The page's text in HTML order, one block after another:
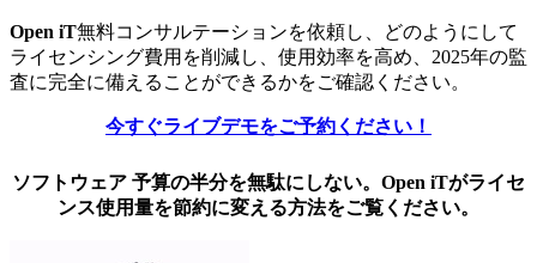
Open iT無料コンサルテーションを依頼し、どのようにして
ライセンシング費用を削減し、使用効率を高め、2025年の監
査に完全に備えることができるかをご確認ください。
今すぐライブデモをご予約ください！
ソフトウェア 予算の半分を無駄にしない。Open iTがライセ
ンス使用量を節約に変える方法をご覧ください。